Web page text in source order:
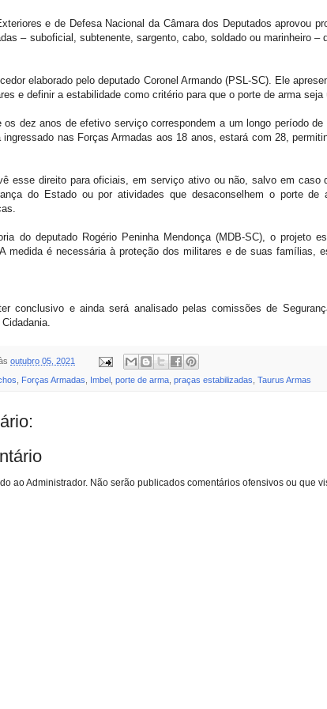
e de Defesa Nacional da Câmara dos Deputados aprovou
– suboficial, subtenente, sargento, cabo, soldado ou marinheiro
elaborado pelo deputado Coronel Armando (PSL-SC). Ele
e definir a estabilidade como critério para que o porte de arma
os dez anos de efetivo serviço correspondem a um longo período
ingressado nas Forças Armadas aos 18 anos, estará com 28,
esse direito para oficiais, em serviço ativo ou não, salvo em caso
do Estado ou por atividades que desaconselhem o porte
do deputado Rogério Peninha Mendonça (MDB-SC), o projeto
medida é necessária à proteção dos militares e de suas famílias,
conclusivo e ainda será analisado pelas comissões de
outubro 05, 2021
, Forças Armadas, Imbel , porte de arma, praças estabilizadas, Taurus Armas
ao Administrador. Não serão publicados comentários ofensivos ou que